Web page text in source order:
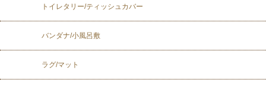
トイレタリー/ティッシュカバー
バンダナ/小風呂敷
ラグ/マット